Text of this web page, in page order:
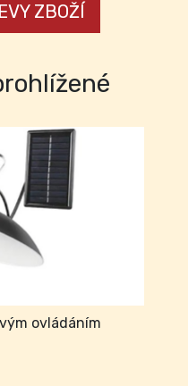
ZBOŽÍ
ovládáním